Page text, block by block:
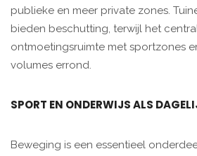
publieke en meer private zones.
bieden beschutting, terwijl het
ontmoetingsruimte met sportzones
volumes errond.
SPORT EN ONDERWIJS ALS
Beweging is een essentieel